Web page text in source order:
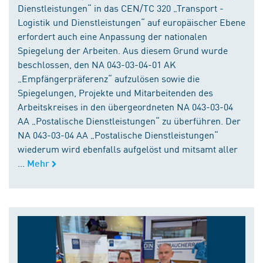
Dienstleistungen“ in das CEN/TC 320 „Transport -
Logistik und Dienstleistungen“ auf europäischer Ebene
erfordert auch eine Anpassung der nationalen
Spiegelung der Arbeiten. Aus diesem Grund wurde
beschlossen, den NA 043-03-04-01 AK
„Empfängerpräferenz“ aufzulösen sowie die
Spiegelungen, Projekte und Mitarbeitenden des
Arbeitskreises in den übergeordneten NA 043-03-04
AA „Postalische Dienstleistungen“ zu überführen. Der
NA 043-03-04 AA „Postalische Dienstleistungen“
wiederum wird ebenfalls aufgelöst und mitsamt aller
Mehr